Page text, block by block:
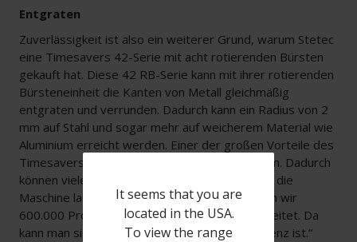
It seems that you are
located in the USA.
To view the range
Entgraten
Zuverlässigkeit ist also ein weiterer Grund, warum Stetec
eine Timesavers 42-Serie mit acht rotierenden Bürsten
gekauft hat. Diese 42 RB-Serie kann mit ihrer rotierenden
Bürsteneinheit die Kanten von Metall gleichmäßig
entgraten und verrunden. Dadurch kann ein Radius von 2
mm auf Stahl und sogar mehr auf weicherem Material wie
Aluminium erreicht werden. Einer der großen Vorteile des
Timesavers ist sein breites Band von 1350 mm. Dadurch
können viele kleine Produkte gleichzeitig durch die
Maschine laufen. Vriesema: „Letztes Jahr haben wir
600.000 Produkte mit dem Timesavers bearbeitet. Da
kann man sich vorstellen, wie wichtig die Effizienz ist.“